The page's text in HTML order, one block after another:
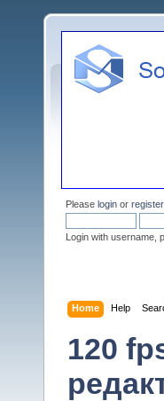
Please login or register.
Login with username,
Home Help
120